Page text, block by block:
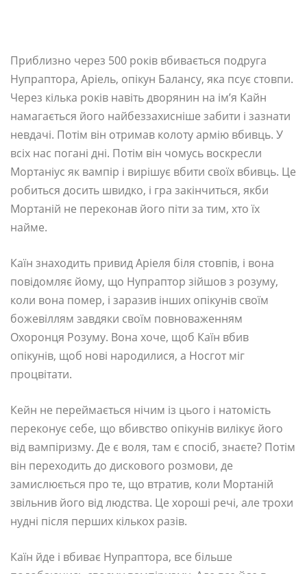
Приблизно через 500 років вбивається подруга
Нупраптора, Аріель, опікун Балансу, яка псує стовпи.
Через кілька років навіть дворянин на ім’я Кайн
намагається його найбеззахисніше забити і зазнати
невдачі. Потім він отримав колоту армію вбивць. У
всіх нас погані дні. Потім він чомусь воскресли
Мортаніус як вампір і вирішує вбити своїх вбивць. Це
робиться досить швидко, і гра закінчиться, якби
Мортаній не переконав його піти за тим, хто їх
найме.
Каїн знаходить привид Аріеля біля стовпів, і вона
повідомляє йому, що Нупраптор зійшов з розуму,
коли вона помер, і заразив інших опікунів своїм
божевіллям завдяки своїм повноваженням
Охоронця Розуму. Вона хоче, щоб Каїн вбив
опікунів, щоб нові народилися, а Носгот міг
процвітати.
Кейн не переймається нічим із цього і натомість
переконує себе, що вбивство опікунів вилікує його
від вампіризму. Де є воля, там є спосіб, знаєте? Потім
він переходить до дискового розмови, де
замислюється про те, що втратив, коли Мортаній
звільнив його від людства. Це хороші речі, але трохи
нудні після перших кількох разів.
Каїн йде і вбиває Нупраптора, все більше